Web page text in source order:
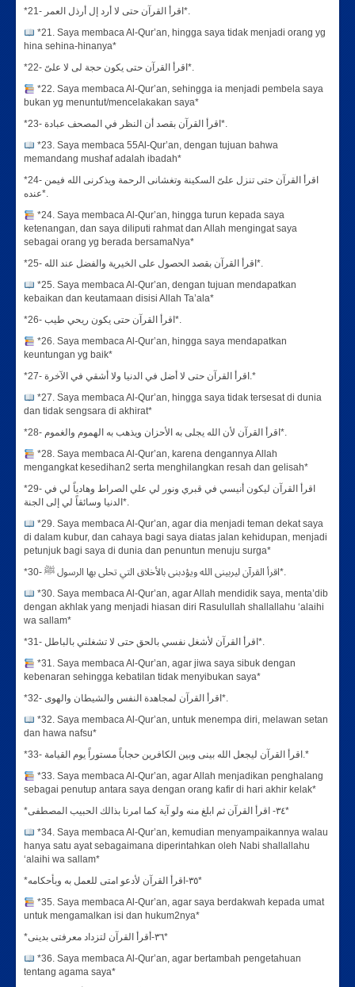
*21- اقرأ القرآن حتى لا أرد إل أرذل العمر*.
*21. Saya membaca Al-Qur’an, hingga saya tidak menjadi orang yg
hina sehina-hinanya*
*22- اقرأ القرآن حتى يكون حجة لى لا علىّ*.
*22. Saya membaca Al-Qur’an, sehingga ia menjadi pembela saya
bukan yg menuntut/mencelakakan saya*
*23- اقرأ القرآن بقصد أن النظر في المصحف عبادة*.
*23. Saya membaca 55Al-Qur’an, dengan tujuan bahwa
memandang mushaf adalah ibadah*
*24- اقرأ القرآن حتى تنزل علىّ السكينة وتغشانى الرحمة ويذكرنى الله فيمن
عنده*.
*24. Saya membaca Al-Qur’an, hingga turun kepada saya
ketenangan, dan saya diliputi rahmat dan Allah mengingat saya
sebagai orang yg berada bersamaNya*
*25- اقرأ القرآن بقصد الحصول على الخيرية والفضل عند الله*.
*25. Saya membaca Al-Qur’an, dengan tujuan mendapatkan
kebaikan dan keutamaan disisi Allah Ta’ala*
*26- اقرأ القرآن حتى يكون ريحي طيب*.
*26. Saya membaca Al-Qur’an, hingga saya mendapatkan
keuntungan yg baik*
*27- اقرأ القرآن حتى لا أضل في الدنيا ولا أشقي في الآخرة.*
*27. Saya membaca Al-Qur’an, hingga saya tidak tersesat di dunia
dan tidak sengsara di akhirat*
*28- اقرأ القرآن لأن الله يجلى به الأحزان ويذهب به الهموم والغموم*.
*28. Saya membaca Al-Qur’an, karena dengannya Allah
mengangkat kesedihan2 serta menghilangkan resah dan gelisah*
*29- اقرأ القرآن ليكون أنيسي في قبري ونور لي علي الصراط وهادياً لي في
الدنيا وسائقاً لي إلى الجنة*.
*29. Saya membaca Al-Qur’an, agar dia menjadi teman dekat saya
di dalam kubur, dan cahaya bagi saya diatas jalan kehidupan, menjadi
petunjuk bagi saya di dunia dan penuntun menuju surga*
*30- اقرأ القرآن ليربينى الله ويؤدبنى بالأخلاق التي تحلى بها الرسول ﷺ*.
*30. Saya membaca Al-Qur’an, agar Allah mendidik saya, menta’dib
dengan akhlak yang menjadi hiasan diri Rasulullah shallallahu ‘alaihi
wa sallam*
*31- اقرأ القرآن لأشغل نفسي بالحق حتى لا تشغلني بالباطل*.
*31. Saya membaca Al-Qur’an, agar jiwa saya sibuk dengan
kebenaran sehingga kebatilan tidak menyibukan saya*
*32- اقرأ القرآن لمجاهدة النفس والشيطان والهوى*.
*32. Saya membaca Al-Qur’an, untuk menempa diri, melawan setan
dan hawa nafsu*
*33- اقرأ القرآن ليجعل الله بينى وبين الكافرين حجاباً مستوراً يوم القيامة.*
*33. Saya membaca Al-Qur’an, agar Allah menjadikan penghalang
sebagai penutup antara saya dengan orang kafir di hari akhir kelak*
*٣٤- اقرأ القرآن ثم ابلغ منه ولو آية كما امرنا بذالك الحبيب المصطفى*
*34. Saya membaca Al-Qur’an, kemudian menyampaikannya walau
hanya satu ayat sebagaimana diperintahkan oleh Nabi shallallahu
‘alaihi wa sallam*
*٣٥-اقرأ القرآن لأدعو امتى للعمل به وبأحكامه*
*35. Saya membaca Al-Qur’an, agar saya berdakwah kepada umat
untuk mengamalkan isi dan hukum2nya*
*٣٦-أقرأ القرآن لتزداد معرفتى بدينى*
*36. Saya membaca Al-Qur’an, agar bertambah pengetahuan
tentang agama saya*